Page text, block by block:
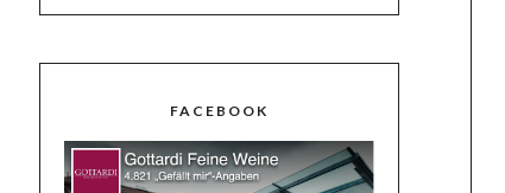
FACEBOOK